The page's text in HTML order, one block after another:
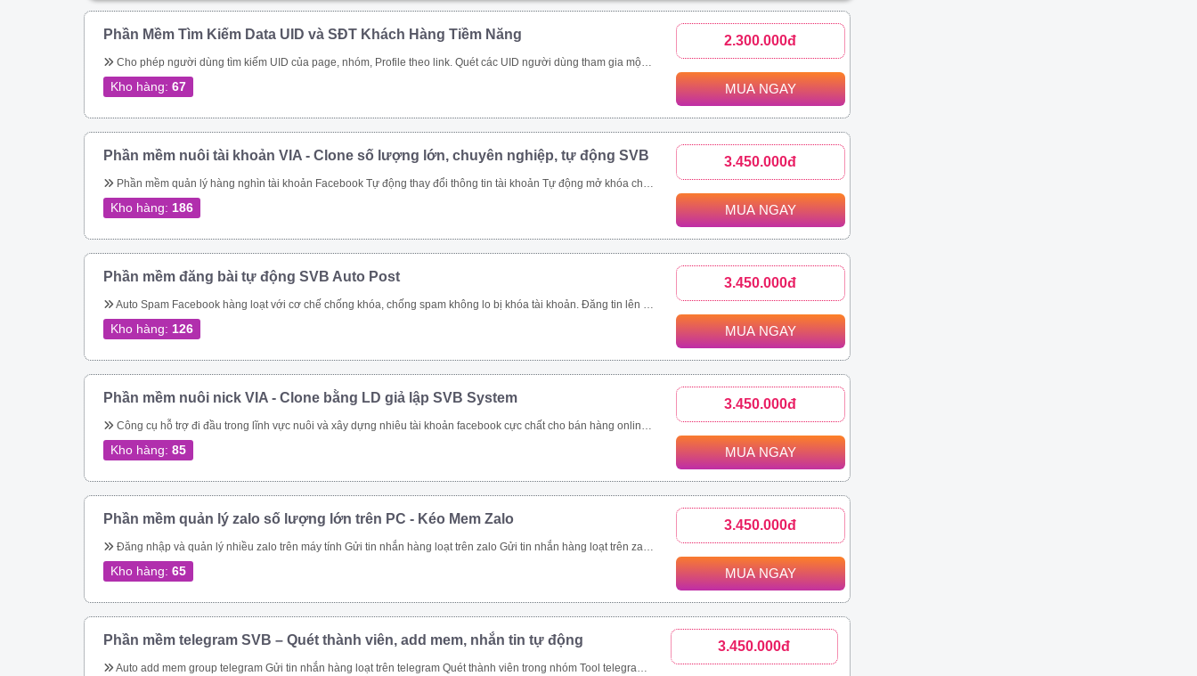
Phần Mềm Tìm Kiếm Data UID và SĐT Khách Hàng Tiềm Năng
Cho phép người dùng tìm kiếm UID của page, nhóm, Profile theo link. Quét các UID người dùng tham gia một nhóm Quét ID bài viết của một nhóm Cho phép quét UID tương tác của một bài viết bất kỳ trong group Thực hiện tìm kiếm nhóm, tên nhóm, thành viên nhóm, trạng thái nhóm theo từ khóa Quét UID của người dùng đã thực hiện tương tác vào các bài viết trong group. Toàn bộ UID tương tác bài viết trên 1 page cộng đồng, page thương hiệu. Các bài viết được quét thường có lượng tương tác khủng. Ngoài đánh giá phản ứng người dùng (like/tym, giận dữ…), công cụ thu thập và phân tích comment khách hàng đưa ra đánh giá toàn diện nhất.
Kho hàng: 67
2.300.000đ
MUA NGAY
Phần mềm nuôi tài khoản VIA - Clone số lượng lớn, chuyên nghiệp, tự động SVB
Phần mềm quản lý hàng nghìn tài khoản Facebook Tự động thay đổi thông tin tài khoản Tự động mở khóa checkpoint Tự động seeding bài viết livestream, like page, follow theo uid Xây dựng và copy ảnh nội dung tài khoản đang nuôi theo 1 tài khoản mẫu
Kho hàng: 186
3.450.000đ
MUA NGAY
Phần mềm đăng bài tự động SVB Auto Post
Auto Spam Facebook hàng loạt với cơ chế chống khóa, chống spam không lo bị khóa tài khoản. Đăng tin lên group, page, cmt group tự động nhanh chóng Spam inbox theo bạn bè, theo Uid. Giải quyết triệt để bài toán spam của Facebook Tiếp cận khách hàng tiềm năng nhanh chóng Dễ dàng chăm sóc khách hàng, tiết kiệm thời gian hiệu quả Quản lí bài viết dễ dàng, thông minh Nhanh chóng đưa thông tin đến khách hàng trên nhiều kênh như group, fanpage, profile Là giải pháp marketing, quảng cáo, đăng tin bán hàng hoàn toàn tự động và chuyên nghiệp
Kho hàng: 126
3.450.000đ
MUA NGAY
Phần mềm nuôi nick VIA - Clone bằng LD giả lập SVB System
Công cụ hỗ trợ đi đầu trong lĩnh vực nuôi và xây dựng nhiêu tài khoản facebook cực chất cho bán hàng online Quản lý nuôi nick tự động 1 nick trên 1 điện thoại ảo riêng biệt Đăng bài, comment tự động lên các hội nhóm Quản lí bạn bè tự động Tự động tham gia nhóm Thiết lập tương tác nick tự động Seeding video livestream bán hàng online Tăng view, tăng mắt xem, comment, chia sẻ livestream Nhắn tin đến khách hàng tiềm năng tự động
Kho hàng: 85
3.450.000đ
MUA NGAY
Phần mềm quản lý zalo số lượng lớn trên PC - Kéo Mem Zalo
Đăng nhập và quản lý nhiều zalo trên máy tính Gửi tin nhắn hàng loạt trên zalo Gửi tin nhắn hàng loạt trên zalo theo danh bạ. Gửi tin nhắn zalo hàng loạt theo phân loại trên danh bạ. Gửi tin nhắn zalo hàng loạt, tự động vào các group. Gửi tin nhắn zalo tự động theo thành viên nhóm zalo nhanh chóng. Kết bạn zalo tự động số lượng lớn Phần mềm quản lý zalo còn giúp bạn tiếp cận hàng triệu khách hàng trên nền tảng nhanh chóng. Kết bạn zalo hàng loạt là tính năng giúp bạn thực hiện mục tiêu này. Với tính năng kết bạn zalo này, bạn có thể Kết bạn zalo theo danh sách SĐT có sẵn. Kết bạn zalo hàng loạt theo thành viên nhóm Tăng thành viên nhóm zalo nhanh chóng Mời bạn bè tham gia nhóm zalo theo danh sách bạn bè. Mời bạn bè tham gia nhóm zalo theo số điện thoại có sẵn.
Kho hàng: 65
3.450.000đ
MUA NGAY
Phần mềm telegram SVB – Quét thành viên, add mem, nhắn tin tự động
Auto add mem group telegram Gửi tin nhắn hàng loạt trên telegram Quét thành viên trong nhóm Tool telegram join nhóm tự động
3.450.000đ